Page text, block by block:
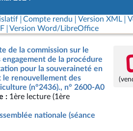
Compte rendu Version XML
Version Word/LibreOffice
de la commission sur le
de la procédure
pour la souveraineté en
le renouvellement des
(n°2436)., n° 2600-A0
: 1ère lecture (1ère
nationale (séance